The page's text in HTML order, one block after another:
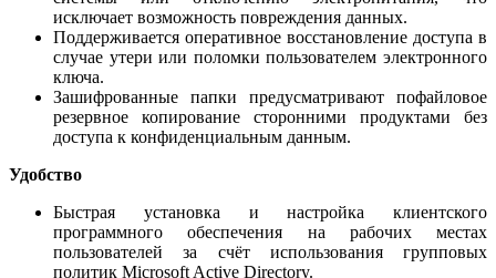
исключает возможность повреждения данных.
Поддерживается оперативное восстановление доступа в
случае утери или поломки пользователем электронного
ключа.
Зашифрованные папки предусматривают пофайловое
резервное копирование сторонними продуктами без
доступа к конфиденциальным данным.
Удобство
Быстрая установка и настройка клиентского
программного обеспечения на рабочих местах
пользователей за счёт использования групповых
политик Microsoft Active Directory.